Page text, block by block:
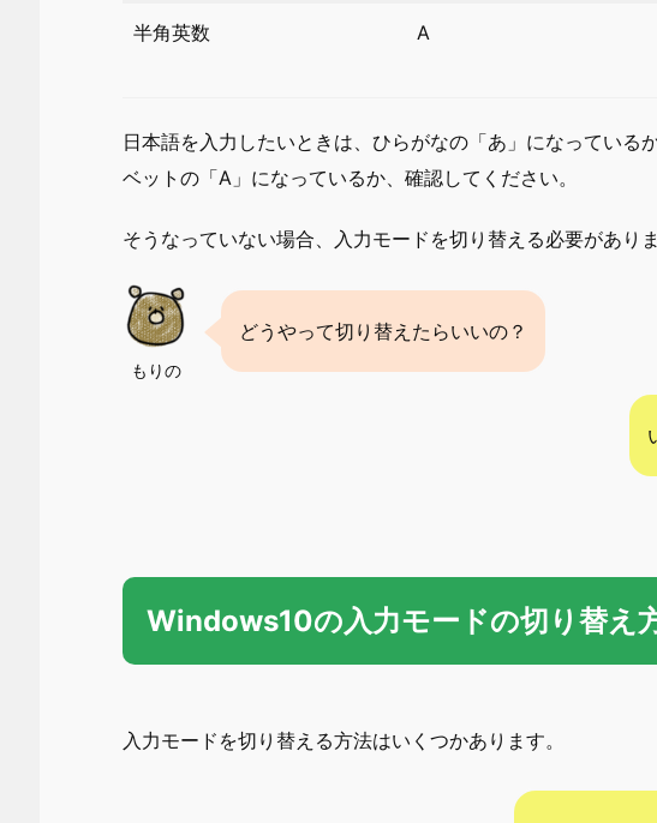
半角英数 A
日本語を入力したいときは、ひらがなの「あ」になっている
ベットの「A」になっているか、確認してください。
そうなっていない場合、入力モードを切り替える必要がありま
もりの
どうやって切り替えたらいいの？
Windows10の入力モードの切り替え
入力モードを切り替える方法はいくつかあります。